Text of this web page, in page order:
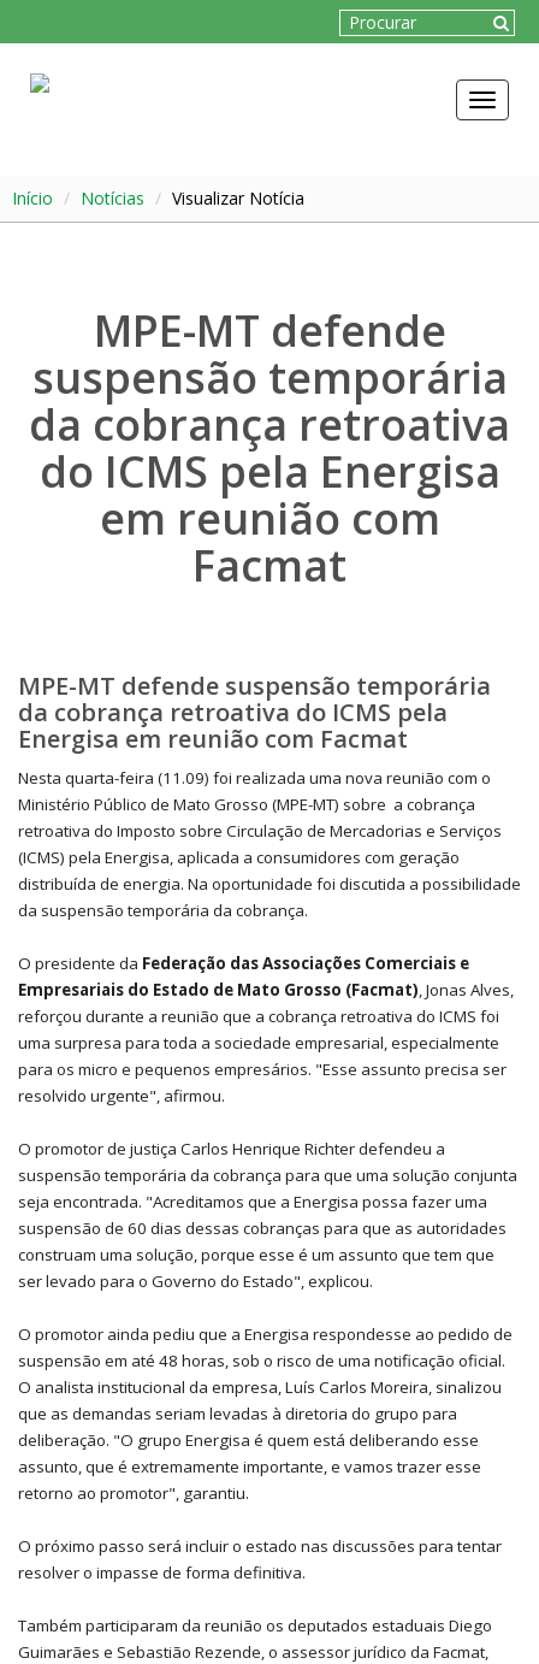
Toggle
Início Notícias Visualizar Notícia
MPE-MT defende
suspensão temporária
da cobrança retroativa
do ICMS pela Energisa
em reunião com
Facmat
MPE-MT defende suspensão temporária
da cobrança retroativa do ICMS pela
Energisa em reunião com Facmat
Nesta quarta-feira (11.09) foi realizada uma nova reunião com o
Ministério Público de Mato Grosso (MPE-MT) sobre a cobrança
retroativa do Imposto sobre Circulação de Mercadorias e Serviços
(ICMS) pela Energisa, aplicada a consumidores com geração
distribuída de energia. Na oportunidade foi discutida a possibilidade
da suspensão temporária da cobrança.
O presidente da Federação das Associações Comerciais e
Empresariais do Estado de Mato Grosso (Facmat), Jonas Alves,
reforçou durante a reunião que a cobrança retroativa do ICMS foi
uma surpresa para toda a sociedade empresarial, especialmente
para os micro e pequenos empresários. "Esse assunto precisa ser
resolvido urgente", afirmou.
O promotor de justiça Carlos Henrique Richter defendeu a
suspensão temporária da cobrança para que uma solução conjunta
seja encontrada. "Acreditamos que a Energisa possa fazer uma
suspensão de 60 dias dessas cobranças para que as autoridades
construam uma solução, porque esse é um assunto que tem que
ser levado para o Governo do Estado", explicou.
O promotor ainda pediu que a Energisa respondesse ao pedido de
suspensão em até 48 horas, sob o risco de uma notificação oficial.
O analista institucional da empresa, Luís Carlos Moreira, sinalizou
que as demandas seriam levadas à diretoria do grupo para
deliberação. "O grupo Energisa é quem está deliberando esse
assunto, que é extremamente importante, e vamos trazer esse
retorno ao promotor", garantiu.
O próximo passo será incluir o estado nas discussões para tentar
resolver o impasse de forma definitiva.
Também participaram da reunião os deputados estaduais Diego
Guimarães e Sebastião Rezende, o assessor jurídico da Facmat,